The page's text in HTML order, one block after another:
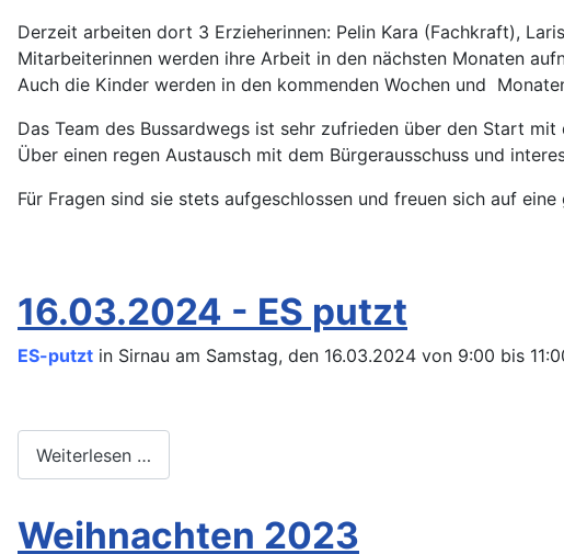
Derzeit arbeiten dort 3 Erzieherinnen: Pelin Kara (Fachkraft),
Mitarbeiterinnen werden ihre Arbeit in den nächsten Monaten
Auch die Kinder werden in den kommenden Wochen und
Das Team des Bussardwegs ist sehr zufrieden über den Start
Über einen regen Austausch mit dem Bürgerausschuss und
Für Fragen sind sie stets aufgeschlossen und freuen sich auf
16.03.2024 - ES putzt
ES-putzt in Sirnau am Samstag, den 16.03.2024 von 9:00 bis
Weiterlesen …
Weihnachten 2023